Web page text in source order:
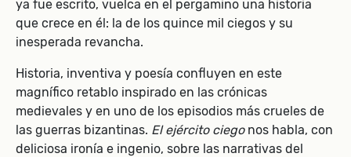
ya fue escrito, vuelca en el pergamino una historia
que crece en él: la de los quince mil ciegos y su
inesperada revancha.
Historia, inventiva y poesía confluyen en este
magnífico retablo inspirado en las crónicas
medievales y en uno de los episodios más crueles de
las guerras bizantinas. El ejército ciegonos habla, con
deliciosa ironía e ingenio, sobre las narrativas del